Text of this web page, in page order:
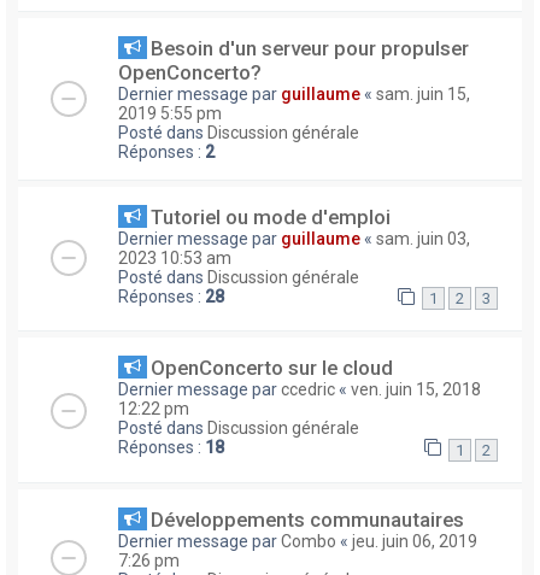
Besoin d'un serveur pour propulser
OpenConcerto?
Dernier message par guillaume « sam. juin 15,
2019 5:55 pm
Posté dans Discussion générale
Réponses : 2
Tutoriel ou mode d'emploi
Dernier message par guillaume « sam. juin 03,
2023 10:53 am
Posté dans Discussion générale
Réponses : 28 1 2 3
OpenConcerto sur le cloud
Dernier message parccedric « ven. juin 15, 2018
12:22 pm
Posté dans Discussion générale
Réponses : 18 1 2
Développements communautaires
Dernier message parCombo « jeu. juin 06, 2019
7:26 pm